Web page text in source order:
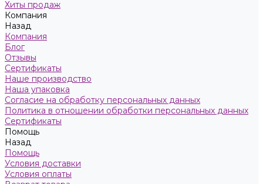
Хиты продаж
Компания
Назад
Компания
Блог
Отзывы
Сертификаты
Наше производство
Наша упаковка
Согласие на обработку персональных данных
Политика в отношении обработки персональных данных
Сертификаты
Помощь
Назад
Помощь
Условия доставки
Условия оплаты